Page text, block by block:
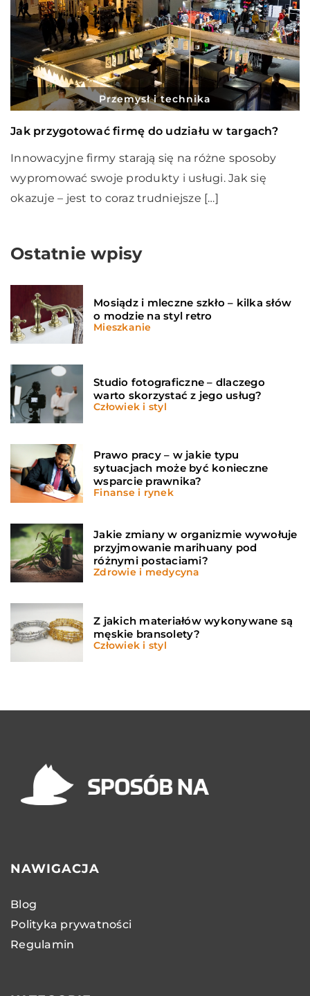
Przemysł i technika
Jak przygotować firmę do udziału w targach?
Innowacyjne firmy starają się na różne sposoby
wypromować swoje produkty i usługi. Jak się
okazuje – jest to coraz trudniejsze […]
Ostatnie wpisy
Mosiądz i mleczne szkło – kilka słów
o modzie na styl retro
Mieszkanie
Studio fotograficzne – dlaczego
warto skorzystać z jego usług?
Człowiek i styl
Prawo pracy – w jakie typu
sytuacjach może być konieczne
wsparcie prawnika?
Finanse i rynek
Jakie zmiany w organizmie wywołuje
przyjmowanie marihuany pod
różnymi postaciami?
Zdrowie i medycyna
Z jakich materiałów wykonywane są
męskie bransolety?
Człowiek i styl
NAWIGACJA
Blog
Polityka prywatności
Regulamin